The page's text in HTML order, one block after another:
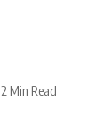
2 Min Read